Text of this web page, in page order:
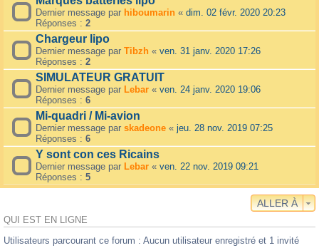
Dernier message par hiboumarin « dim. 02 févr. 2020 20:23
Réponses : 2
Chargeur lipo
Dernier message par Tibzh « ven. 31 janv. 2020 17:26
Réponses : 2
SIMULATEUR GRATUIT
Dernier message par Lebar « ven. 24 janv. 2020 19:06
Réponses : 6
Mi-quadri / Mi-avion
Dernier message par skadeone « jeu. 28 nov. 2019 07:25
Réponses : 6
Y sont con ces Ricains
Dernier message par Lebar « ven. 22 nov. 2019 09:21
Réponses : 5
ALLER À
QUI EST EN LIGNE
Utilisateurs parcourant ce forum : Aucun utilisateur enregistré et 1 invité